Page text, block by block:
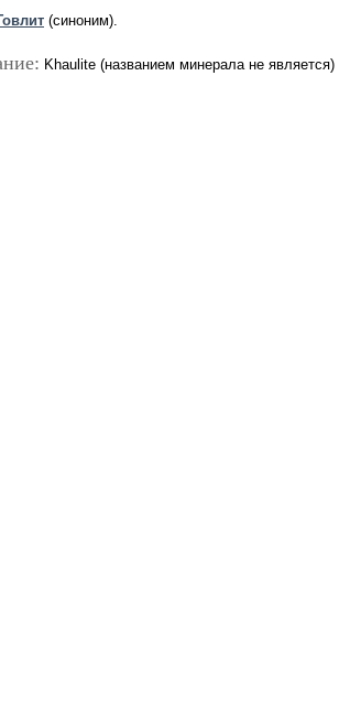
(синоним).
Khaulite (названием минерала не является)